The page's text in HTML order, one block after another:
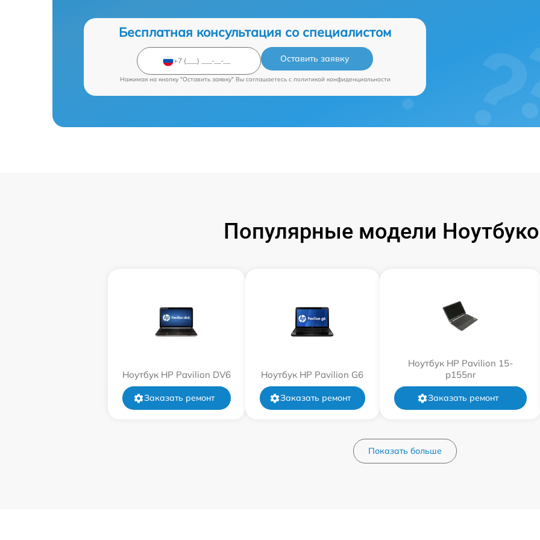
Бесплатная консультация со специалистом
Оставить заявку
Нажимая на кнопку "Оставить заявку" Вы соглашаетесь c политикой конфиденциальности
Популярные модели
Ноутбук HP Pavilion DV6
Заказать ремонт
Ноутбук HP Pavilion G6
Заказать ремонт
Ноутбук HP Pavilion 15-
p155nr
Заказать ремонт
Показать больше